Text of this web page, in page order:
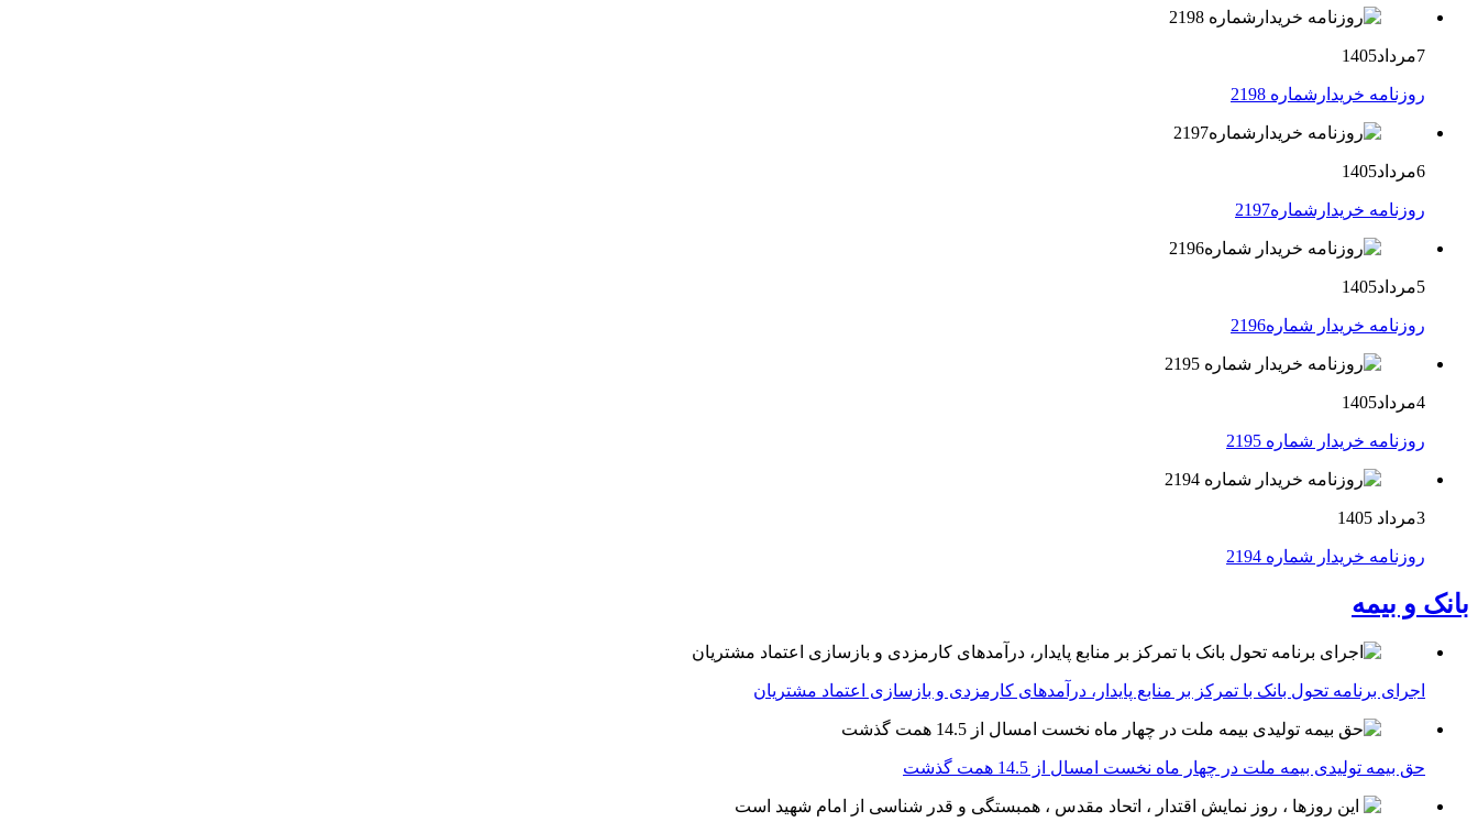
7مرداد1405
روزنامه خریدارشماره 2198
6مرداد1405
روزنامه خریدارشماره2197
5مرداد1405
روزنامه خریدار شماره2196
4مرداد1405
روزنامه خریدار شماره 2195
3مرداد 1405
روزنامه خریدار شماره 2194
بانک و بیمه
اجرای برنامه تحول بانک با تمرکز بر منابع پایدار، درآمدهای کارمزدی و بازسازی اعتماد مشتریان
حق بیمه تولیدی بیمه ملت در چهار ماه نخست امسال از 14.5 همت گذشت